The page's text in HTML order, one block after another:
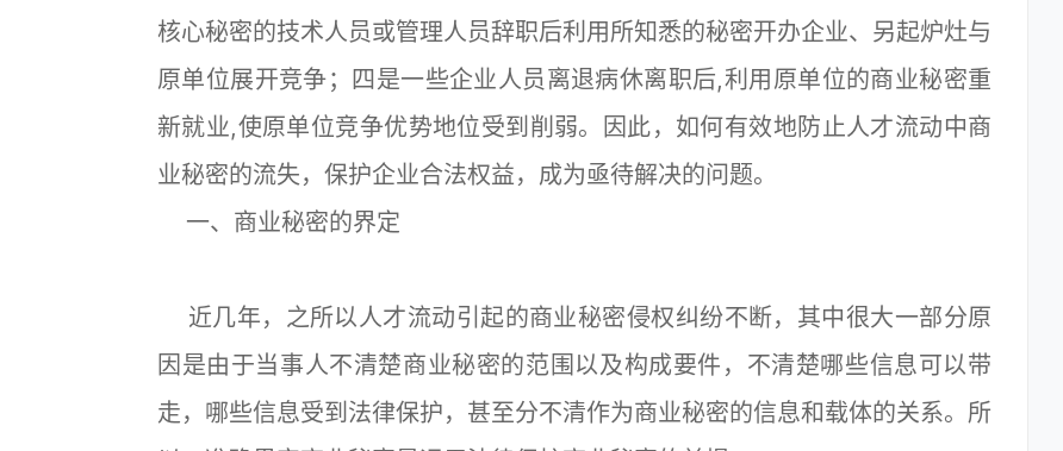
核心秘密的技术人员或管理人员辞职后利用所知悉的秘密开办企业、另起炉灶与
原单位展开竞争；四是一些企业人员离退病休离职后,利用原单位的商业秘密重
新就业,使原单位竞争优势地位受到削弱。因此，如何有效地防止人才流动中商
业秘密的流失，保护企业合法权益，成为亟待解决的问题。
一、商业秘密的界定
近几年，之所以人才流动引起的商业秘密侵权纠纷不断，其中很大一部分原
因是由于当事人不清楚商业秘密的范围以及构成要件，不清楚哪些信息可以带
走，哪些信息受到法律保护，甚至分不清作为商业秘密的信息和载体的关系。所